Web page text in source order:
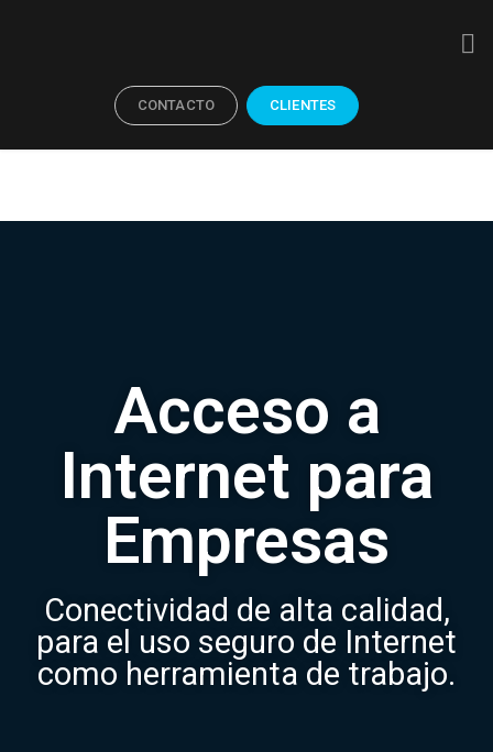
CONTACTO CLIENTES
Acceso a
Internet para
Empresas
Conectividad de alta calidad,
para el uso seguro de Internet
como herramienta de trabajo.